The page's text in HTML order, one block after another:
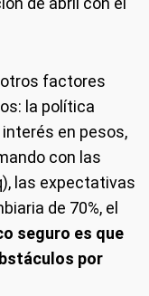
factores
la política
en pesos,
con las
las expectativas
de 70%, el
seguro es que
por